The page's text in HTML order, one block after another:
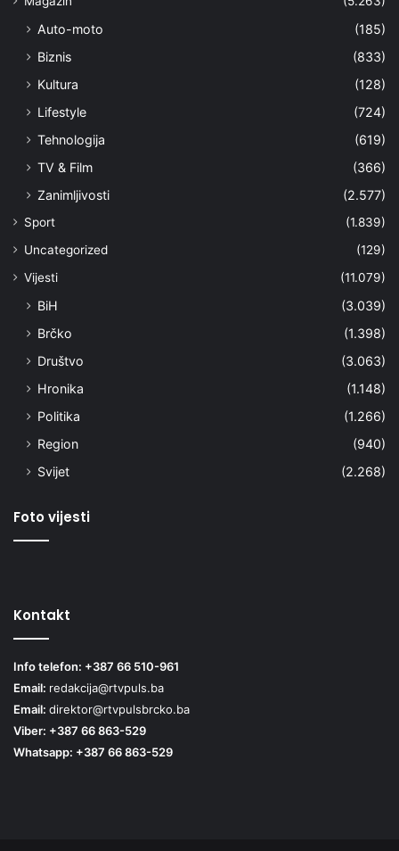
Auto-moto
(185)
Biznis
(833)
Kultura
(128)
Lifestyle
(724)
Tehnologija
(619)
TV & Film
(366)
Zanimljivosti
(2.577)
Sport
(1.839)
Uncategorized
(129)
Vijesti
(11.079)
BiH
(3.039)
Brčko
(1.398)
Društvo
(3.063)
Hronika
(1.148)
Politika
(1.266)
Region
(940)
Svijet
(2.268)
Foto vijesti
Kontakt
Info telefon: +387 66 510-961
Email: redakcija@rtvpuls.ba
Email: direktor@rtvpulsbrcko.ba
Viber: +387 66 863-529
Whatsapp: +387 66 863-529